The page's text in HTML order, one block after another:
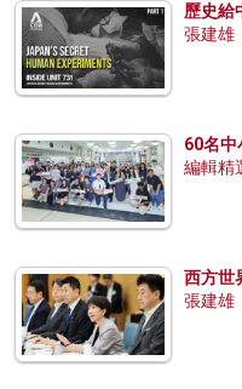
歷史給
張建雄
60名中
編輯精
西方世
張建雄